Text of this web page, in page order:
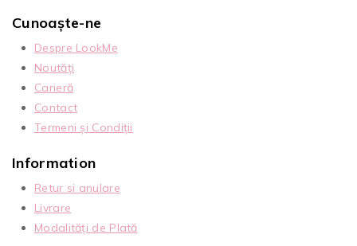
Cunoaște-ne
Despre LookMe
Noutăți
Carieră
Contact
Termeni și Condiții
Information
Retur si anulare
Livrare
Modalități de Plată